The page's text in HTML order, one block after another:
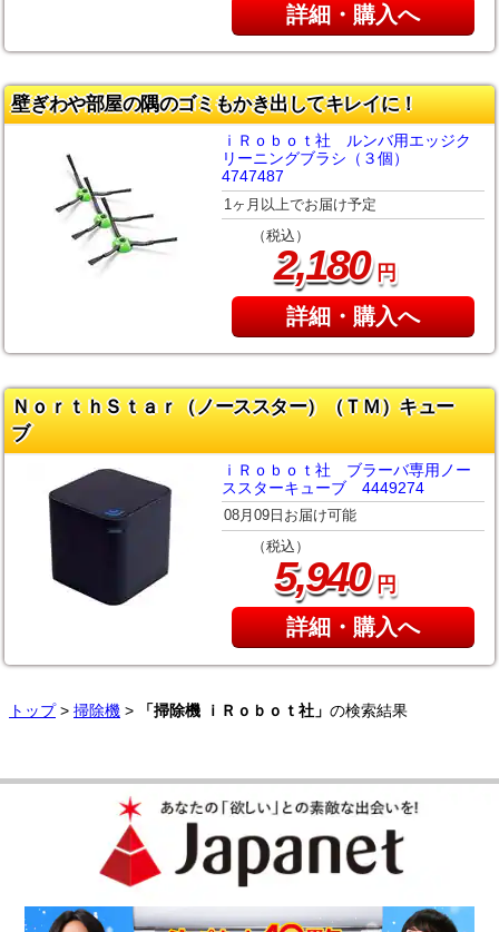
詳細・購入へ
壁ぎわや部屋の隅のゴミもかき出してキレイに！
ｉＲｏｂｏｔ社 ルンバ用エッジク
リーニングブラシ（３個）
4747487
1ヶ月以上でお届け予定
（税込）
2,180円
詳細・購入へ
ＮｏｒｔｈＳｔａｒ（ノーススター）（ＴＭ）キュー
ブ
ｉＲｏｂｏｔ社 ブラーバ専用ノー
ススターキューブ 4449274
08月09日お届け可能
（税込）
5,940円
詳細・購入へ
トップ> 掃除機 > 「掃除機 ｉＲｏｂｏｔ社」 の検索結果